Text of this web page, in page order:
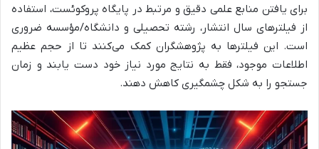
برای یافتن منابع علمی دقیق و مرتبط در پایگاه پروکوئست، استفاده
از فیلترهای سال انتشار، رشته تحصیلی و دانشگاه/مؤسسه ضروری
است. این فیلترها به پژوهشگران کمک می‌کنند تا از حجم عظیم
اطلاعات موجود، فقط به نتایج مورد نیاز خود دست یابند و زمان
جستجو را به شکل چشمگیری کاهش دهند.